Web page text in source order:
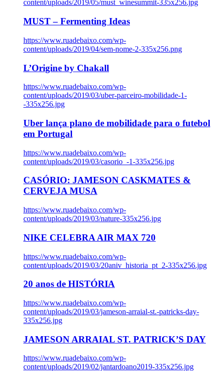
content/uploads/2019/05/must_winesummit-335x256.jpg
MUST – Fermenting Ideas
https://www.ruadebaixo.com/wp-
content/uploads/2019/04/sem-nome-2-335x256.png
L’Origine by Chakall
https://www.ruadebaixo.com/wp-
content/uploads/2019/03/uber-parceiro-mobilidade-1-
-335x256.jpg
Uber lança plano de mobilidade para o futebol
em Portugal
https://www.ruadebaixo.com/wp-
content/uploads/2019/03/casorio_-1-335x256.jpg
CASÓRIO: JAMESON CASKMATES &
CERVEJA MUSA
https://www.ruadebaixo.com/wp-
content/uploads/2019/03/nature-335x256.jpg
NIKE CELEBRA AIR MAX 720
https://www.ruadebaixo.com/wp-
content/uploads/2019/03/20aniv_historia_pt_2-335x256.jpg
20 anos de HISTÓRIA
https://www.ruadebaixo.com/wp-
content/uploads/2019/03/jameson-arraial-st.-patricks-day-
335x256.jpg
JAMESON ARRAIAL ST. PATRICK’S DAY
https://www.ruadebaixo.com/wp-
content/uploads/2019/02/jantardoano2019-335x256.jpg